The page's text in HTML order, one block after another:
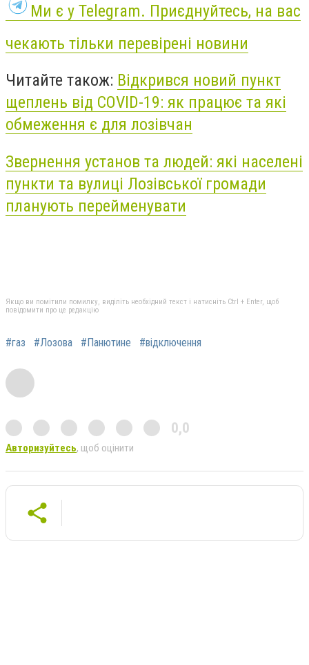
Ми є у Telegram. Приєднуйтесь, на вас
чекають тільки перевірені новини
Читайте також: Відкрився новий пункт
щеплень від COVID-19: як працює та які
обмеження є для лозівчан
Звернення установ та людей: які населені
пункти та вулиці Лозівської громади
планують перейменувати
Якщо ви помітили помилку, виділіть необхідний текст і натисніть Ctrl + Enter, щоб
повідомити про це редакцію
#газ #Лозова #Панютине #відключення
0,0
Авторизуйтесь, щоб оцінити